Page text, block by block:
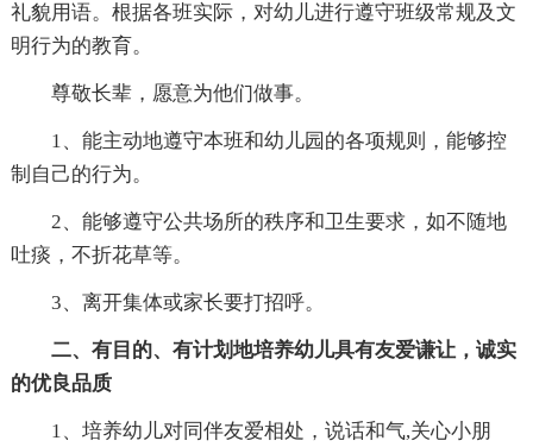
礼貌用语。根据各班实际，对幼儿进行遵守班级常规及文
明行为的教育。
尊敬长辈，愿意为他们做事。
1、能主动地遵守本班和幼儿园的各项规则，能够控
制自己的行为。
2、能够遵守公共场所的秩序和卫生要求，如不随地
吐痰，不折花草等。
3、离开集体或家长要打招呼。
二、有目的、有计划地培养幼儿具有友爱谦让，诚实
的优良品质
1、培养幼儿对同伴友爱相处，说话和气,关心小朋